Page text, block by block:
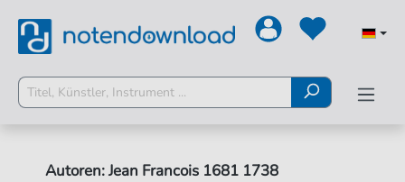
Autoren: Jean Francois 1681 1738